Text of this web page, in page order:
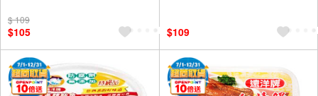
$ 109
$105 $109